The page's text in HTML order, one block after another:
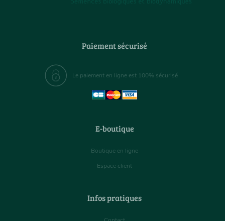
Paiement sécurisé
Le paiement en ligne est 100% sécurisé
E-boutique
Boutique en ligne
Espace client
Infos pratiques